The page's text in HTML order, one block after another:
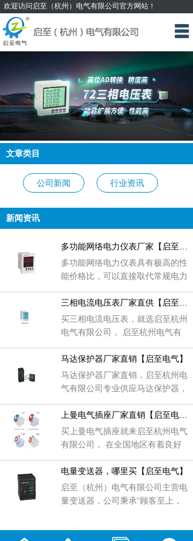
欢迎访问启至（杭州）电气有限公司官方网站！
网站首页
多功能电力仪表
浪涌保护器
限流保护器
灭火装置
产品中心
关于我们
新闻资讯
文章类目
公司新闻 行业资讯
应用案例
新闻资讯
多功能网络电力仪表厂家【启至电
多功能网络电力仪表具有极高的性
能价格比，可以直接取代常规电力
仪表以及
三相电流电压表厂家直供【启至电
买三相电流电压表，就选启至杭州
电气有限公司， 启至杭州电气有
户需求”为
马达保护器厂家直销【启至电气】
马达保护器厂家直销，启至杭州电
气有限公司专业供应马达保护器，
精干、效
上曼电气插座厂家直销【启至电气】
买上曼电气插座就来启至杭州电气
有限公司， 在全国地区有着良好
自创办以来
电量变送器，哪里买【启至电气】
启至（杭州）电气有限公司主营电
量变送器，公司秉承“顾客至上，